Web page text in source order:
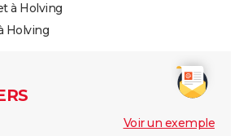
à Holving
Holving
Voir un exemple